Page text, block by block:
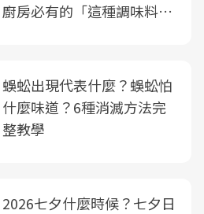
廚房必有的「這種調味料」
蜈蚣出現代表什麼？蜈蚣怕
什麼味道？6種消滅方法完
整教學
2026七夕什麼時候？七夕日